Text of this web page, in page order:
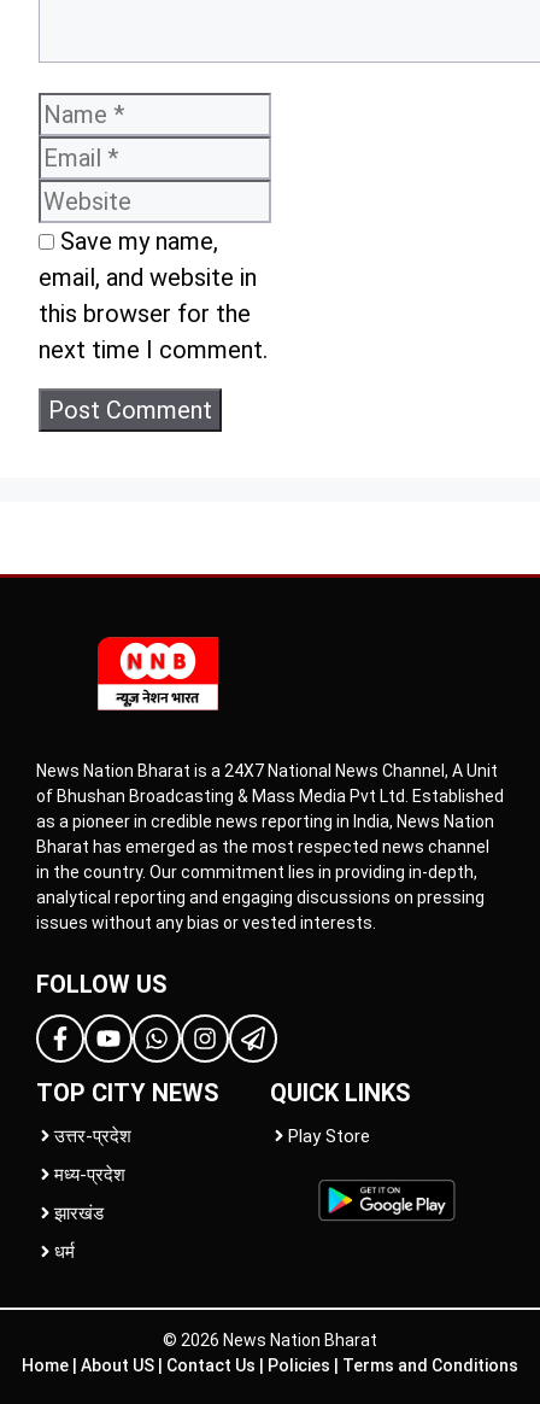
Name
Email
Website
Save my name,
email, and website in
this browser for the
next time I comment.
News Nation Bharat is a 24X7 National News Channel, A Unit
of Bhushan Broadcasting & Mass Media Pvt Ltd. Established
as a pioneer in credible news reporting in India, News Nation
Bharat has emerged as the most respected news channel
in the country. Our commitment lies in providing in-depth,
analytical reporting and engaging discussions on pressing
issues without any bias or vested interests.
FOLLOW US
TOP CITY NEWS
उत्तर-प्रदेश
मध्य-प्रदेश
झारखंड
धर्म
QUICK LINKS
Play Store
© 2026 News Nation Bharat
Home
About US Contact Us Policies Terms and Conditions